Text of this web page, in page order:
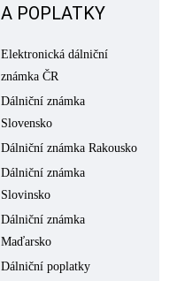
A POPLATKY
Elektronická dálniční
známka ČR
Dálniční známka
Slovensko
Dálniční známka Rakousko
Dálniční známka
Slovinsko
Dálniční známka
Maďarsko
Dálniční poplatky